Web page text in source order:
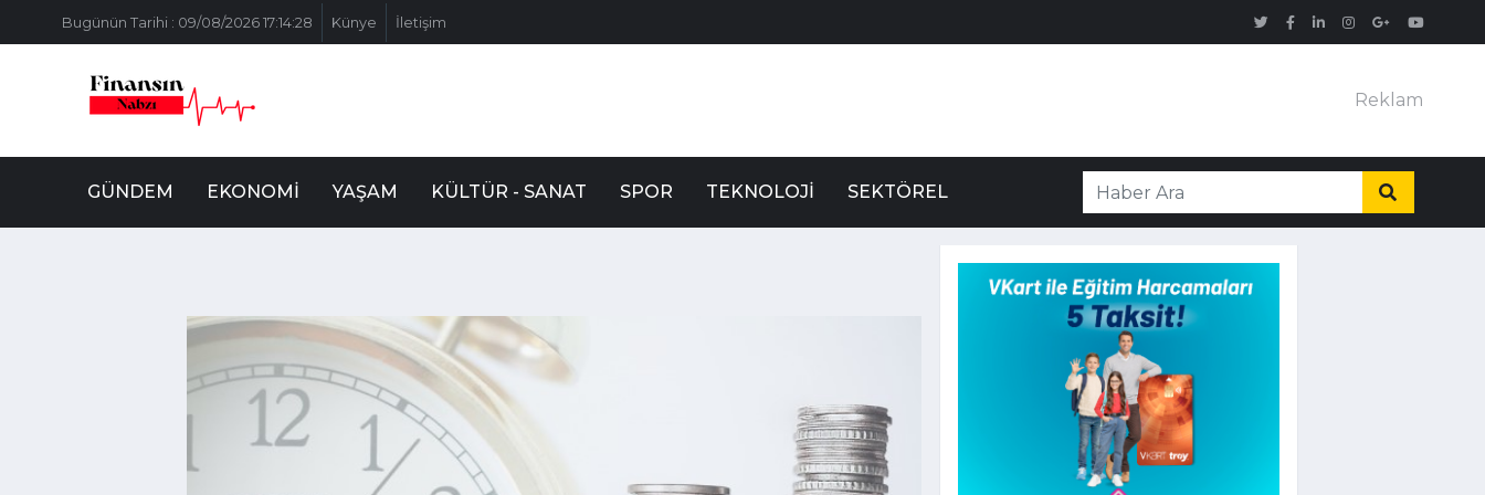
Bugünün Tarihi : 09/08/2026 17:14:28 Künye İletişim
Reklam
GÜNDEM EKONOMI YAŞAM KÜLTÜR - SANAT SPOR TEKNOLOJI SEKTÖREL